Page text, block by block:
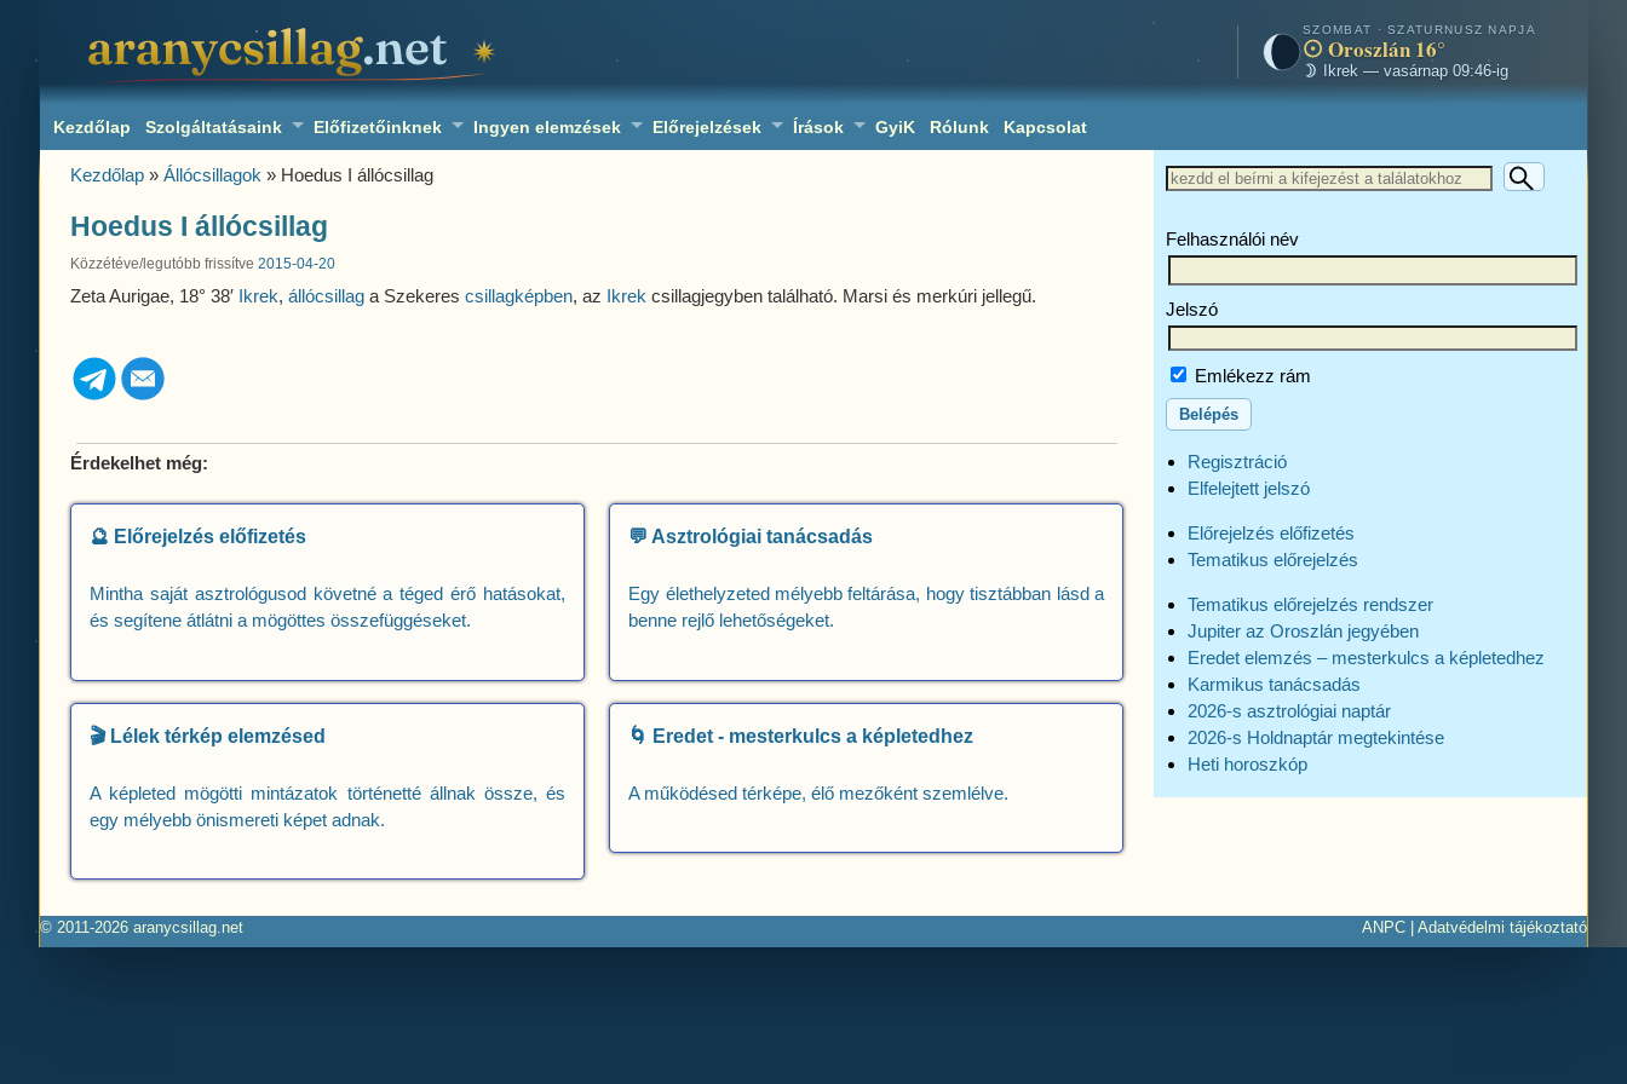
SZOMBAT · SZATURNUSZ NAPJA
Oroszlán 16°
Ikrek — vasárnap 09:46-ig
Kezdőlap Szolgáltatásaink Előfizetőinknek Ingyen elemzések Előrejelzések Írások GyiK Rólunk Kapcsolat
Kezdőlap » Állócsillagok » Hoedus I állócsillag
Hoedus I állócsillag
Közzétéve/legutóbb frissítve 2015-04-20
Zeta Aurigae, 18° 38′ Ikrek, állócsillag a Szekeres csillagképben, az Ikrek csillagjegyben található. Marsi és merkúri jellegű.
Érdekelhet még:
🔮 Előrejelzés előfizetés
Mintha saját asztrológusod követné a téged érő hatásokat,
és segítene átlátni a mögöttes összefüggéseket.
💬 Asztrológiai tanácsadás
Egy élethelyzeted mélyebb feltárása, hogy tisztábban lásd a
benne rejlő lehetőségeket.
🎬 Lélek térkép elemzésed
A képleted mögötti mintázatok történetté állnak össze, és
egy mélyebb önismereti képet adnak.
🌀 Eredet - mesterkulcs a képletedhez
A működésed térképe, élő mezőként szemlélve.
Felhasználói név
Jelszó
Emlékezz rám
Regisztráció
Elfelejtett jelszó
Előrejelzés előfizetés
Tematikus előrejelzés
Tematikus előrejelzés rendszer
Jupiter az Oroszlán jegyében
Eredet elemzés – mesterkulcs a képletedhez
Karmikus tanácsadás
2026-s asztrológiai naptár
2026-s Holdnaptár megtekintése
Heti horoszkóp
© 2011-2026 aranycsillag.net ANPC Adatvédelmi tájékoztató